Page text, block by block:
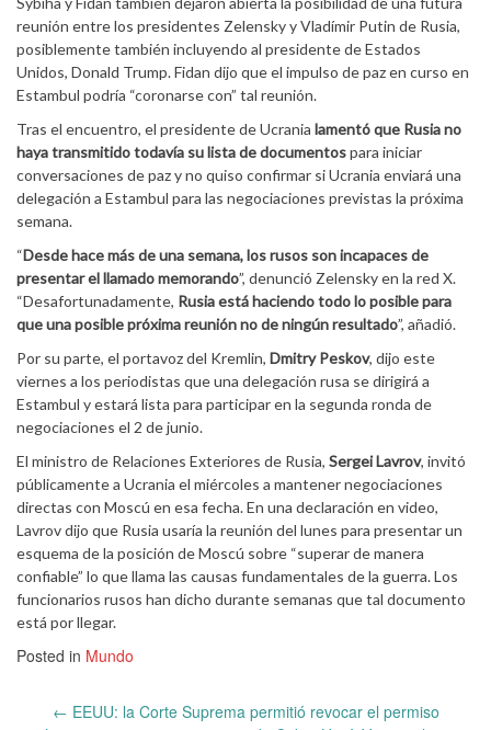
reunión entre los presidentes Zelensky y Vladímir Putin de Rusia,
posiblemente también incluyendo al presidente de Estados
Unidos, Donald Trump. Fidan dijo que el impulso de paz en curso en
Estambul podría “coronarse con” tal reunión.
Tras el encuentro, el presidente de Ucrania lamentó que Rusia no
haya transmitido todavía su lista de documentospara iniciar
conversaciones de paz y no quiso confirmar si Ucrania enviará una
delegación a Estambul para las negociaciones previstas la próxima
semana.
“Desde hace más de una semana, los rusos son incapaces de
presentar el llamado memorando”, denunció Zelensky en la red X.
“Desafortunadamente, Rusia está haciendo todo lo posible para
que una posible próxima reunión no de ningún resultado”, añadió.
Por su parte, el portavoz del Kremlin, Dmitry Peskov, dijo este
viernes a los periodistas que una delegación rusa se dirigirá a
Estambul y estará lista para participar en la segunda ronda de
negociaciones el 2 de junio.
El ministro de Relaciones Exteriores de Rusia, Sergei Lavrov, invitó
públicamente a Ucrania el miércoles a mantener negociaciones
directas con Moscú en esa fecha. En una declaración en video,
Lavrov dijo que Rusia usaría la reunión del lunes para presentar un
esquema de la posición de Moscú sobre “superar de manera
confiable” lo que llama las causas fundamentales de la guerra. Los
funcionarios rusos han dicho durante semanas que tal documento
está por llegar.
Posted in Mundo
← EEUU: la Corte Suprema permitió revocar el permiso